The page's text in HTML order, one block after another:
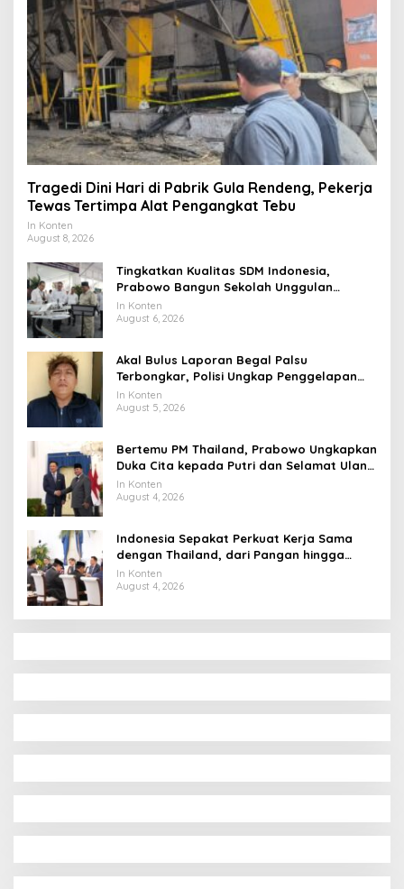
Tragedi Dini Hari di Pabrik Gula Rendeng, Pekerja
Tewas Tertimpa Alat Pengangkat Tebu
In Konten
August 8, 2026
Tingkatkan Kualitas SDM Indonesia,
Prabowo Bangun Sekolah Unggulan
hingga Undang Universitas Terbaik Dunia
In Konten
August 6, 2026
Akal Bulus Laporan Begal Palsu
Terbongkar, Polisi Ungkap Penggelapan
Uang Perusahaan untuk Crypto
In Konten
August 5, 2026
Bertemu PM Thailand, Prabowo Ungkapkan
Duka Cita kepada Putri dan Selamat Ulang
Tahun ke Raja Thailand
In Konten
August 4, 2026
Indonesia Sepakat Perkuat Kerja Sama
dengan Thailand, dari Pangan hingga
Ekonomi Digital
In Konten
August 4, 2026